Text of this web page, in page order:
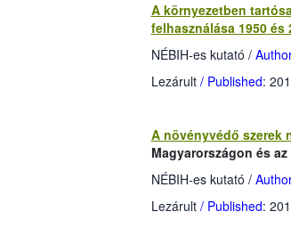
A környezetben
felhasználása 1950 és
NÉBIH-es kutató /
Lezárult / Published:
A növényvédő szerek
Magyarországon és
NÉBIH-es kutató /
Lezárult / Published: